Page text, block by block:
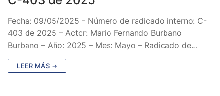
Fecha: 09/05/2025 – Número de radicado interno: C-
403 de 2025 – Actor: Mario Fernando Burbano
Burbano – Año: 2025 – Mes: Mayo – Radicado de…
LEER MÁS →